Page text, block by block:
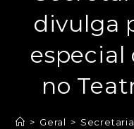
divulga
especial
no
> Geral >